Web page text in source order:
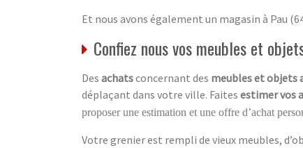
Et nous avons également un magasin à Pau
Confiez nous vos meubles et
Des achatsconcernant des meubles et objets
déplaçant dans votre ville. Faites estimer vos
proposer une estimation et une offre d’achat
Votre grenier est rempli de vieux meubles,